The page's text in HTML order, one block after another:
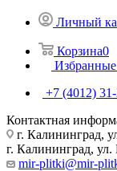
Личный
Корзина0
+7 (4012)
Контактная
г. Калининград,
г. Калининград, ул.
mir-plitki@mir-